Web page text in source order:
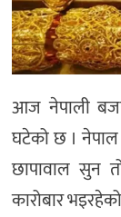
आज नेपाली
घटेको छ ।
छापावाल सुन
कारोबार